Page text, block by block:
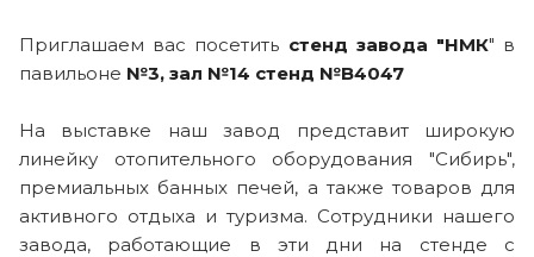
Приглашаем вас посетить стенд завода "НМК" в
павильоне №3, зал №14 стенд №B4047
На выставке наш завод представит широкую
линейку отопительного оборудования "Сибирь",
премиальных банных печей, а также товаров для
активного отдыха и туризма. Сотрудники нашего
завода, работающие в эти дни на стенде с